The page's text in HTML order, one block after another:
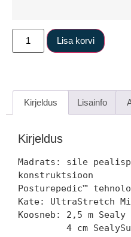
Lisa korvi
Kirjeldus Lisainfo
Kirjeldus
Madrats: sile
konstruktsioon
Posturepedic™
Kate: UltraStretch
Koosneb: 2,5 m Sealy